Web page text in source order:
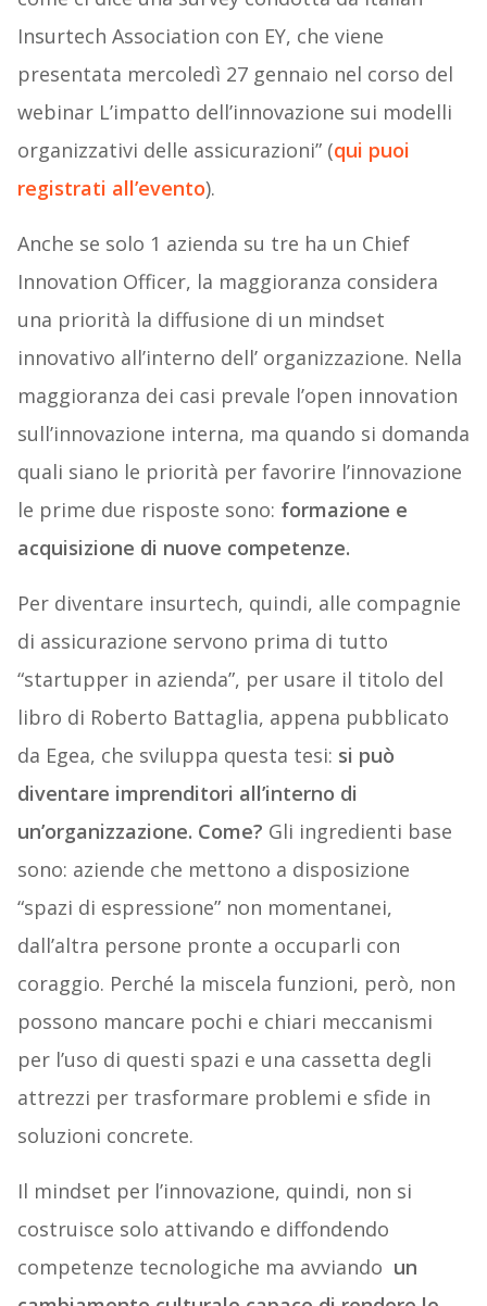
Insurtech Association con EY, che viene
presentata mercoledì 27 gennaio nel corso del
webinar L’impatto dell’innovazione sui modelli
organizzativi delle assicurazioni” (qui puoi
registrati all’evento).
Anche se solo 1 azienda su tre ha un Chief
Innovation Officer, la maggioranza considera
una priorità la diffusione di un mindset
innovativo all’interno dell’ organizzazione. Nella
maggioranza dei casi prevale l’open innovation
sull’innovazione interna, ma quando si domanda
quali siano le priorità per favorire l’innovazione
le prime due risposte sono: formazione e
acquisizione di nuove competenze.
Per diventare insurtech, quindi, alle compagnie
di assicurazione servono prima di tutto
“startupper in azienda”, per usare il titolo del
libro di Roberto Battaglia, appena pubblicato
da Egea, che sviluppa questa tesi: si può
diventare imprenditori all’interno di
un’organizzazione. Come? Gli ingredienti base
sono: aziende che mettono a disposizione
“spazi di espressione” non momentanei,
dall’altra persone pronte a occuparli con
coraggio. Perché la miscela funzioni, però, non
possono mancare pochi e chiari meccanismi
per l’uso di questi spazi e una cassetta degli
attrezzi per trasformare problemi e sfide in
soluzioni concrete.
Il mindset per l’innovazione, quindi, non si
costruisce solo attivando e diffondendo
competenze tecnologiche ma avviando un